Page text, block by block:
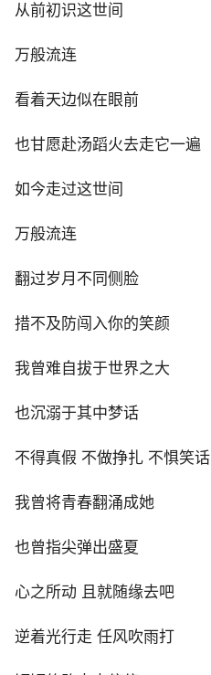
从前初识这世间
万般流连
看着天边似在眼前
也甘愿赴汤蹈火去走它一遍
如今走过这世间
万般流连
翻过岁月不同侧脸
措不及防闯入你的笑颜
我曾难自拔于世界之大
也沉溺于其中梦话
不得真假 不做挣扎 不惧笑话
我曾将青春翻涌成她
也曾指尖弹出盛夏
心之所动 且就随缘去吧
逆着光行走 任风吹雨打